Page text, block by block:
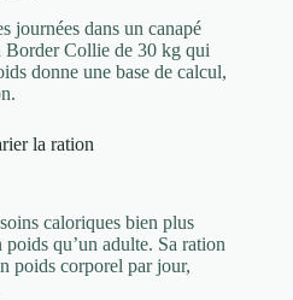
journées dans un canapé
Border Collie de 30 kg qui
donne une base de calcul,
la ration
caloriques bien plus
qu’un adulte. Sa ration
poids corporel par jour,